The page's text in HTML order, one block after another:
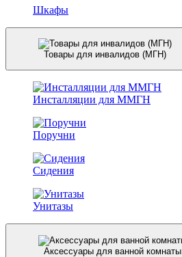
Шкафы
Товары для инвалидов (МГН)
Инсталляции для ММГН
Поручни
Сидения
Унитазы
Аксессуары для ванной комнаты